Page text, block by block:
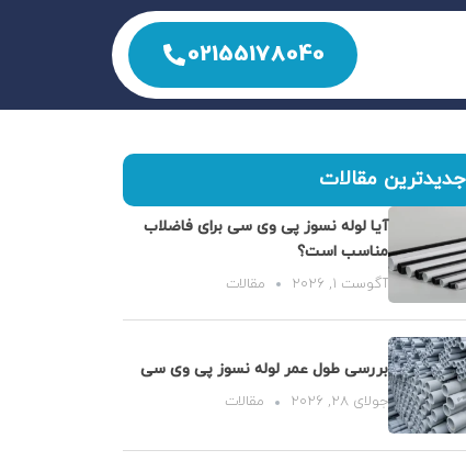
02155178040
جدیدترین مقالات
آیا لوله نسوز پی وی سی برای فاضلاب
مناسب است؟
آگوست 1, 2026 مقالات
بررسی طول عمر لوله نسوز پی وی سی
جولای 28, 2026 مقالات